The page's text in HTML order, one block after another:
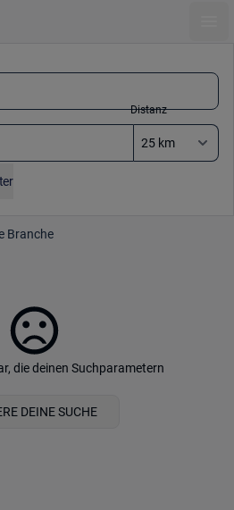
Distanz
Branche
die deinen Suchparametern
DEINE SUCHE